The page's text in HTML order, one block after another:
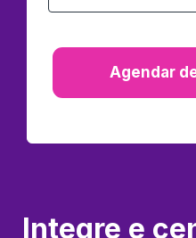
Agendar
Integre e